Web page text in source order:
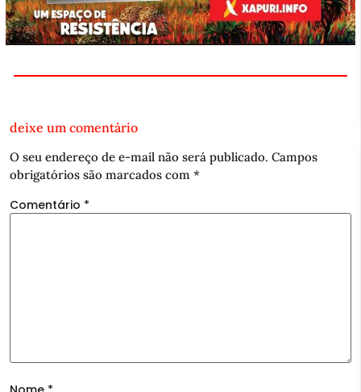
deixe um comentário
O seu endereço de e-mail não será publicado. Campos
obrigatórios são marcados com *
Comentário *